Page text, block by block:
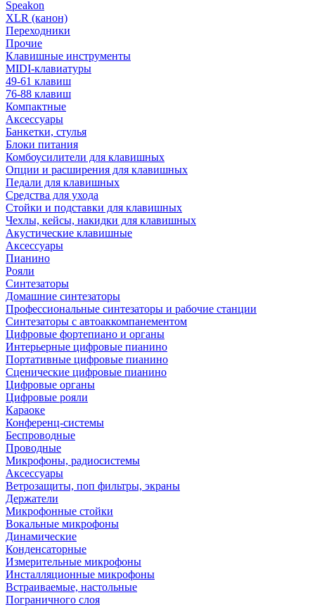
Speakon
XLR (канон)
Переходники
Прочие
Клавишные инструменты
MIDI-клавиатуры
49-61 клавиш
76-88 клавиш
Компактные
Аксессуары
Банкетки, стулья
Блоки питания
Комбоусилители для клавишных
Опции и расширения для клавишных
Педали для клавишных
Средства для ухода
Стойки и подставки для клавишных
Чехлы, кейсы, накидки для клавишных
Акустические клавишные
Аксессуары
Пианино
Рояли
Синтезаторы
Домашние синтезаторы
Профессиональные синтезаторы и рабочие станции
Синтезаторы с автоаккомпанементом
Цифровые фортепиано и органы
Интерьерные цифровые пианино
Портативные цифровые пианино
Сценические цифровые пианино
Цифровые органы
Цифровые рояли
Караоке
Конференц-системы
Беспроводные
Проводные
Микрофоны, радиосистемы
Аксессуары
Ветрозащиты, поп фильтры, экраны
Держатели
Микрофонные стойки
Вокальные микрофоны
Динамические
Конденсаторные
Измерительные микрофоны
Инсталляционные микрофоны
Встраиваемые, настольные
Пограничного слоя